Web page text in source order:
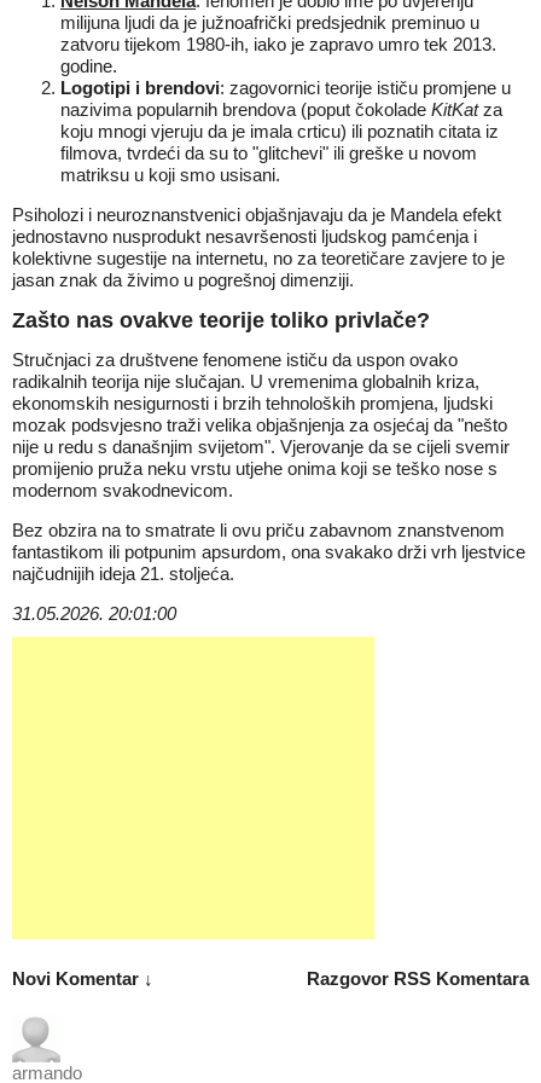
milijuna ljudi da je južnoafrički predsjednik preminuo u
zatvoru tijekom 1980-ih, iako je zapravo umro tek 2013.
godine.
Logotipi i brendovi: zagovornici teorije ističu promjene u
nazivima popularnih brendova (poput čokolade KitKatza
koju mnogi vjeruju da je imala crticu) ili poznatih citata iz
filmova, tvrdeći da su to "glitchevi" ili greške u novom
matriksu u koji smo usisani.
Psiholozi i neuroznanstvenici objašnjavaju da je Mandela efekt
jednostavno nusprodukt nesavršenosti ljudskog pamćenja i
kolektivne sugestije na internetu, no za teoretičare zavjere to je
jasan znak da živimo u pogrešnoj dimenziji.
Zašto nas ovakve teorije toliko privlače?
Stručnjaci za društvene fenomene ističu da uspon ovako
radikalnih teorija nije slučajan. U vremenima globalnih kriza,
ekonomskih nesigurnosti i brzih tehnoloških promjena, ljudski
mozak podsvjesno traži velika objašnjenja za osjećaj da "nešto
nije u redu s današnjim svijetom". Vjerovanje da se cijeli svemir
promijenio pruža neku vrstu utjehe onima koji se teško nose s
modernom svakodnevicom.
Bez obzira na to smatrate li ovu priču zabavnom znanstvenom
fantastikom ili potpunim apsurdom, ona svakako drži vrh ljestvice
najčudnijih ideja 21. stoljeća.
31.05.2026. 20:01:00
Razgovor RSS Komentara
Novi Komentar ↓
armando